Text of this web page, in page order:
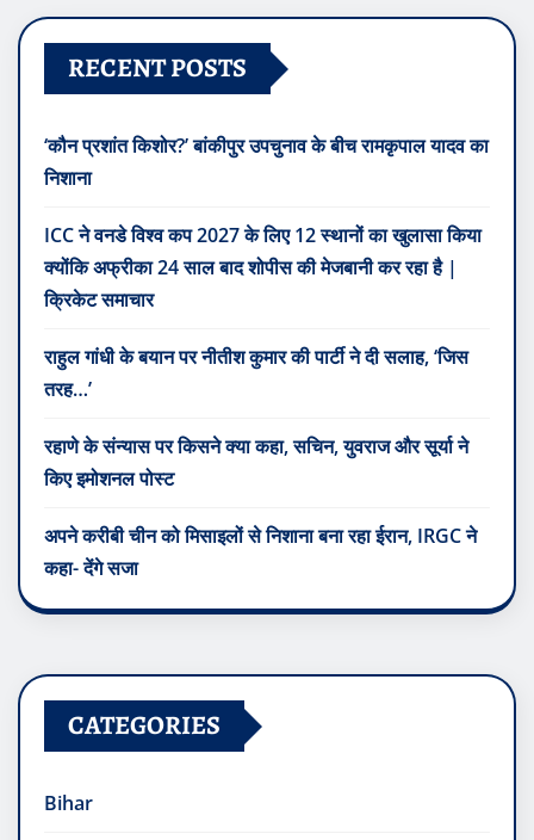
RECENT POSTS
‘कौन प्रशांत किशोर?’ बांकीपुर उपचुनाव के बीच रामकृपाल यादव का
निशाना
ICC ने वनडे विश्व कप 2027 के लिए 12 स्थानों का खुलासा किया
क्योंकि अफ्रीका 24 साल बाद शोपीस की मेजबानी कर रहा है |
क्रिकेट समाचार
राहुल गांधी के बयान पर नीतीश कुमार की पार्टी ने दी सलाह, ‘जिस
तरह…’
रहाणे के संन्यास पर किसने क्या कहा, सचिन, युवराज और सूर्या ने
किए इमोशनल पोस्ट
अपने करीबी चीन को मिसाइलों से निशाना बना रहा ईरान, IRGC ने
कहा- देंगे सजा
CATEGORIES
Bihar